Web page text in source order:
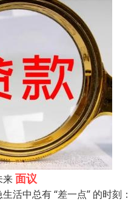
来面议
活中总有 “差一点” 的时